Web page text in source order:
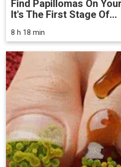
Find Papillomas On
It's The First Stage Of...
8 h 18 min